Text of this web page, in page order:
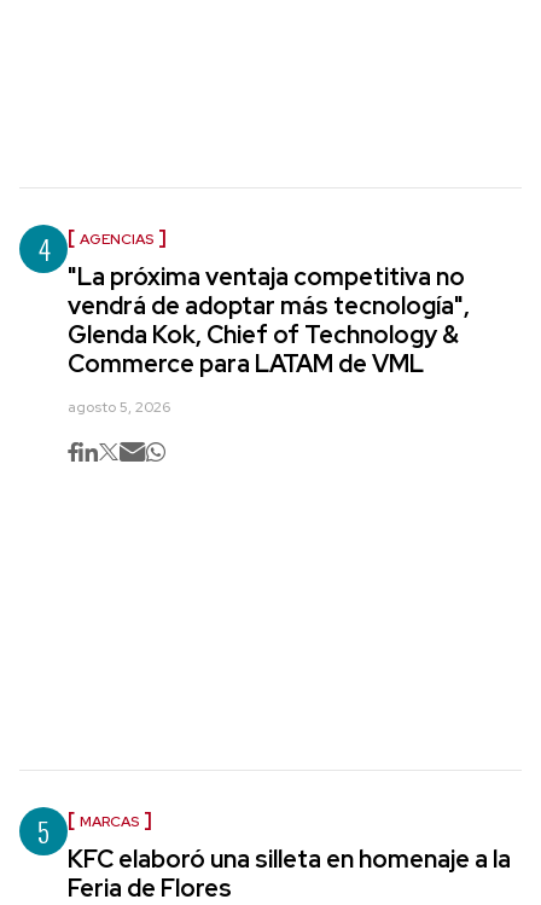
4 AGENCIAS
"La próxima ventaja competitiva no
vendrá de adoptar más tecnología",
Glenda Kok, Chief of Technology &
Commerce para LATAM de VML
agosto 5, 2026
5 MARCAS
KFC elaboró una silleta en homenaje a la
Feria de Flores